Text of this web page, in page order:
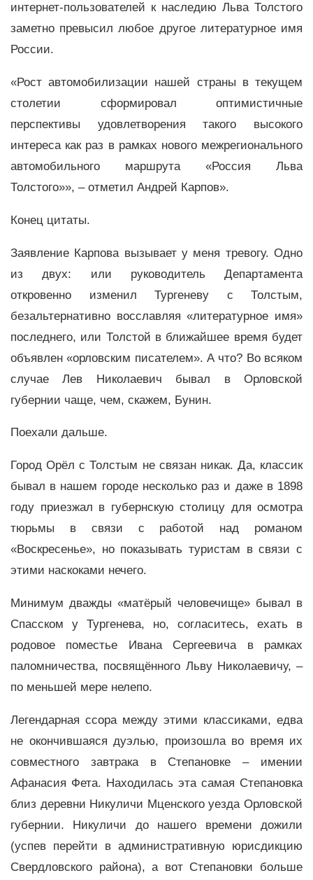
интернет-пользователей к наследию Льва Толстого
заметно превысил любое другое литературное имя
России.
«Рост автомобилизации нашей страны в текущем
столетии сформировал оптимистичные
перспективы удовлетворения такого высокого
интереса как раз в рамках нового межрегионального
автомобильного маршрута «Россия Льва
Толстого»», – отметил Андрей Карпов».
Конец цитаты.
Заявление Карпова вызывает у меня тревогу. Одно
из двух: или руководитель Департамента
откровенно изменил Тургеневу с Толстым,
безальтернативно восславляя «литературное имя»
последнего, или Толстой в ближайшее время будет
объявлен «орловским писателем». А что? Во всяком
случае Лев Николаевич бывал в Орловской
губернии чаще, чем, скажем, Бунин.
Поехали дальше.
Город Орёл с Толстым не связан никак. Да, классик
бывал в нашем городе несколько раз и даже в 1898
году приезжал в губернскую столицу для осмотра
тюрьмы в связи с работой над романом
«Воскресенье», но показывать туристам в связи с
этими наскоками нечего.
Минимум дважды «матёрый человечище» бывал в
Спасском у Тургенева, но, согласитесь, ехать в
родовое поместье Ивана Сергеевича в рамках
паломничества, посвящённого Льву Николаевичу, –
по меньшей мере нелепо.
Легендарная ссора между этими классиками, едва
не окончившаяся дуэлью, произошла во время их
совместного завтрака в Степановке – имении
Афанасия Фета. Находилась эта самая Степановка
близ деревни Никуличи Мценского уезда Орловской
губернии. Никуличи до нашего времени дожили
(успев перейти в административную юрисдикцию
Свердловского района), а вот Степановки больше